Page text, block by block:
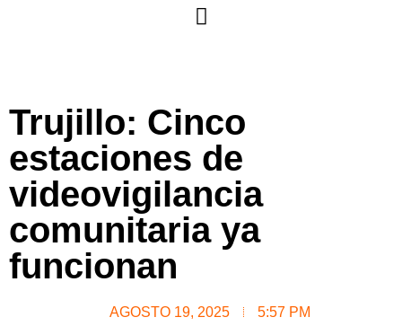
Trujillo: Cinco
estaciones de
videovigilancia
comunitaria ya
funcionan
AGOSTO 19, 2025 5:57 PM